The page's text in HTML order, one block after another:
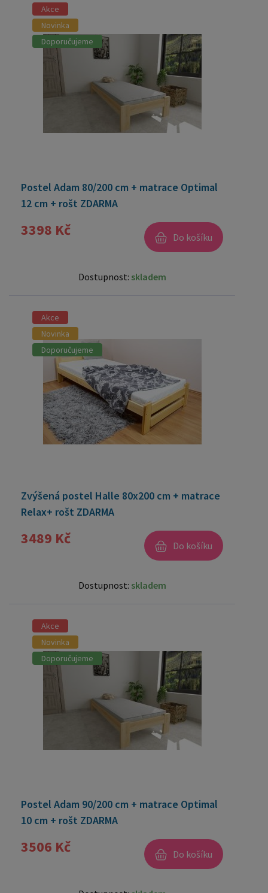
Akce
Novinka
Doporučujeme
Postel Adam 80/200 cm + matrace Optimal
12 cm + rošt ZDARMA
3398 Kč Do košíku
Dostupnost: skladem
Akce
Novinka
Doporučujeme
Zvýšená postel Halle 80x200 cm + matrace
Relax+ rošt ZDARMA
3489 Kč Do košíku
Dostupnost: skladem
Akce
Novinka
Doporučujeme
Postel Adam 90/200 cm + matrace Optimal
10 cm + rošt ZDARMA
3506 Kč Do košíku